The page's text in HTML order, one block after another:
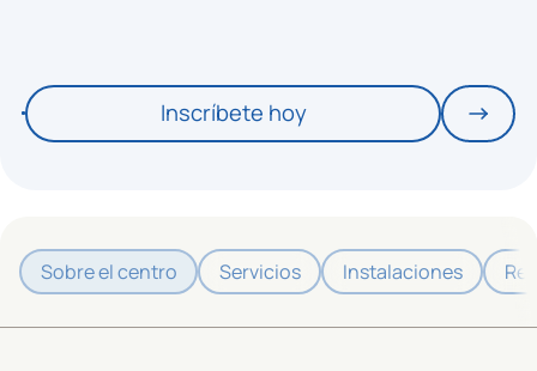
Inscríbete hoy
Sobre el centro Servicios Instalaciones